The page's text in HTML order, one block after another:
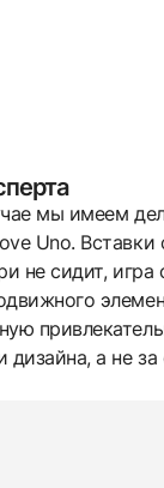
438
285
145
142
205
204
195
150
6
мы имеем
Uno.
не сидит,
дизайна, а не